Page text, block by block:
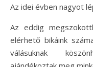
Az idei évben nagyot
Az eddig
elérhető bikáink
válásuknak